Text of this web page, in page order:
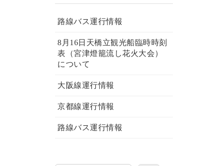
路線バス運行情報
8月16日天橋立観光船臨時時刻
表（宮津燈籠流し花火大会）
について
大阪線運行情報
京都線運行情報
路線バス運行情報